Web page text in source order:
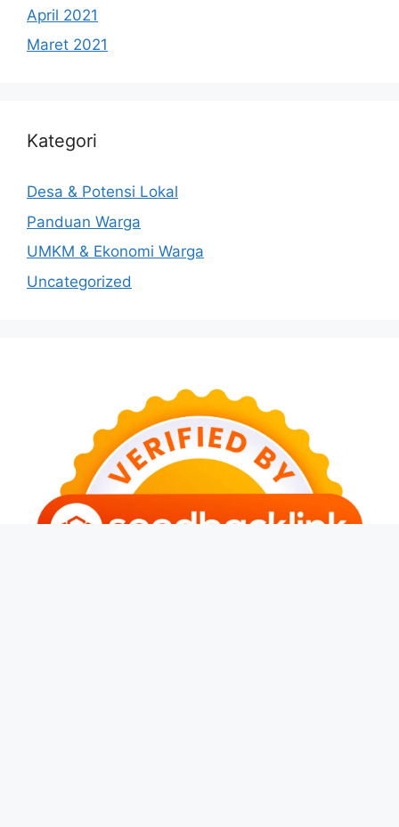
April 2021
Maret 2021
Kategori
Desa & Potensi Lokal
Panduan Warga
UMKM & Ekonomi Warga
Uncategorized